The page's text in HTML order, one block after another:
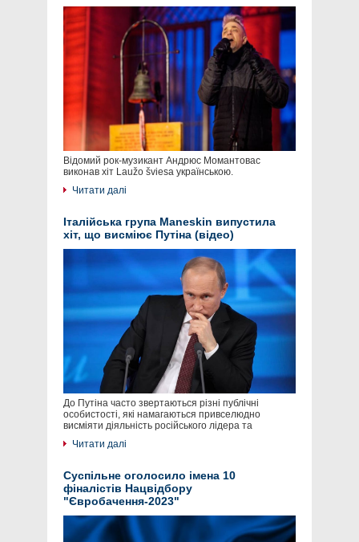
Відомий рок-музикант Андрюс Момантовас
виконав хіт Laužo šviesa українською.
Читати далі
Італійська група Maneskin випустила
хіт, що висміює Путіна (відео)
До Путіна часто звертаються різні публічні
особистості, які намагаються привселюдно
висміяти діяльність російського лідера та
Читати далі
Суспільне оголосило імена 10
фіналістів Нацвідбору
"Євробачення-2023"